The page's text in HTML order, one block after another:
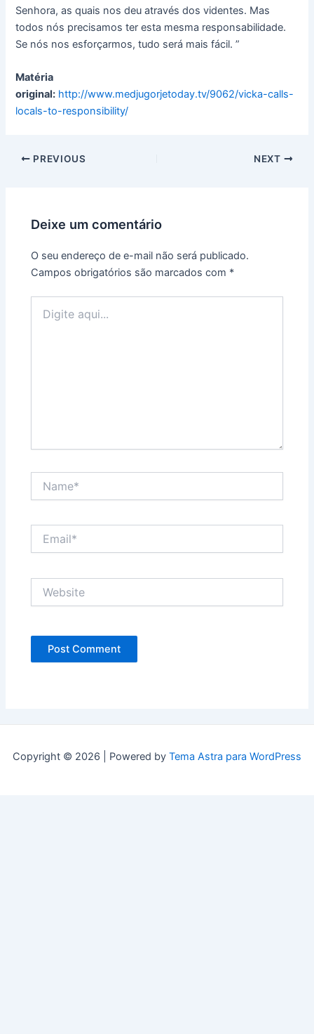
Senhora, as quais nos deu através dos videntes. Mas
todos nós precisamos ter esta mesma responsabilidade.
Se nós nos esforçarmos, tudo será mais fácil. ”
Matéria
original: http://www.medjugorjetoday.tv/9062/vicka-calls-
locals-to-responsibility/
PREVIOUS NEXT
Deixe um comentário
O seu endereço de e-mail não será publicado.
Campos obrigatórios são marcados com *
aqui...
Copyright © 2026 | Powered by Tema Astra para WordPress